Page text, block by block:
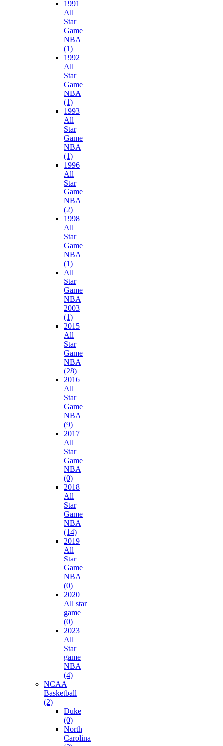
1991
All
Star
Game
NBA
(1)
1992
All
Star
Game
NBA
(1)
1993
All
Star
Game
NBA
(1)
1996
All
Star
Game
NBA
(2)
1998
All
Star
Game
NBA
(1)
All
Star
Game
NBA
2003
(1)
2015
All
Star
Game
NBA
(28)
2016
All
Star
Game
NBA
(9)
2017
All
Star
Game
NBA
(0)
2018
All
Star
Game
NBA
(14)
2019
All
Star
Game
NBA
(0)
2020
All star
game
(0)
2023
All
Star
game
NBA
(4)
NCAA
Basketball
(2)
Duke
(0)
North
Carolina